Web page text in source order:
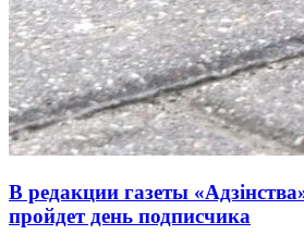
В редакции газеты
пройдет день подписчика